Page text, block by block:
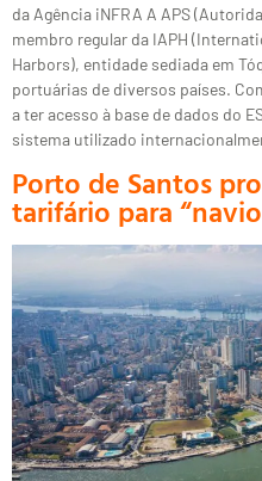
da Agência iNFRA A APS
membro regular da IAPH
Harbors), entidade sediada em
portuárias de diversos países.
a ter acesso à base de dados do
sistema utilizado
Porto de Santos
tarifário para